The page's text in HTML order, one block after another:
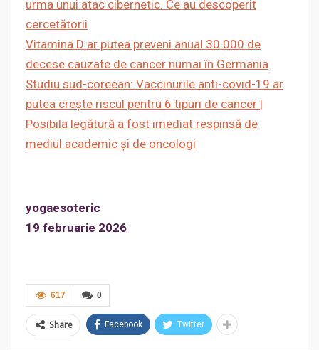
urma unui atac cibernetic. Ce au descoperit
cercetătorii
Vitamina D ar putea preveni anual 30.000 de
decese cauzate de cancer numai în Germania
Studiu sud-coreean: Vaccinurile anti-covid-19 ar
putea crește riscul pentru 6 tipuri de cancer |
Posibila legătură a fost imediat respinsă de
mediul academic și de oncologi
yogaesoteric
19 februarie 2026
0
617
Share Facebook Twitter